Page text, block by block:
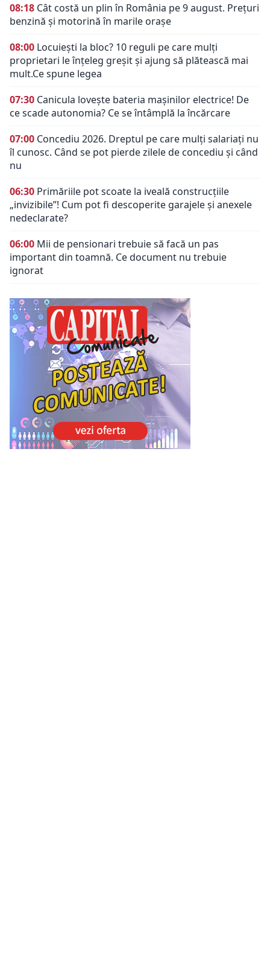
08:18 Cât costă un plin în România pe 9 august. Prețuri
benzină și motorină în marile orașe
08:00 Locuiești la bloc? 10 reguli pe care mulți
proprietari le înțeleg greșit și ajung să plătească mai
mult.Ce spune legea
07:30 Canicula lovește bateria mașinilor electrice! De
ce scade autonomia? Ce se întâmplă la încărcare
07:00 Concediu 2026. Dreptul pe care mulți salariați nu
îl cunosc. Când se pot pierde zilele de concediu și când
nu
06:30 Primăriile pot scoate la iveală construcțiile
„invizibile”! Cum pot fi descoperite garajele și anexele
nedeclarate?
06:00 Mii de pensionari trebuie să facă un pas
important din toamnă. Ce document nu trebuie
ignorat